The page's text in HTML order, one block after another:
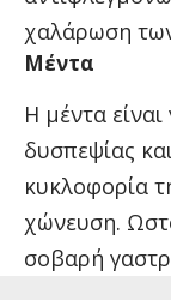
χαλάρωση
Μέντα
Η μέντα
δυσπεψίας
κυκλοφορία
χώνευση.
σοβαρή